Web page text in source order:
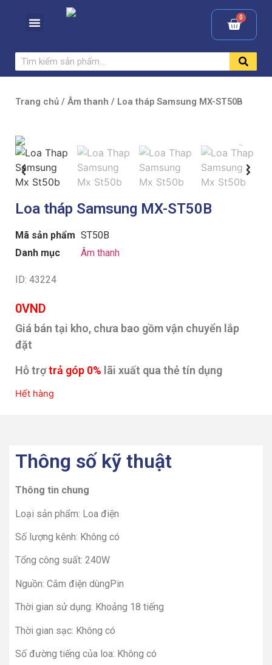
Trang chủ / Âm thanh / Loa tháp Samsung MX-ST50B
Loa tháp Samsung MX-ST50B
Mã sản phẩm ST50B
Danh mục
Âm thanh
ID: 43224
0VND
Giá bán tại kho, chưa bao gồm vận chuyển lắp
đặt
Hỗ trợtrả góp 0% lãi xuất qua thẻ tín dụng
Hết hàng
Thông số kỹ thuật
Thông tin chung
Loại sản phẩm: Loa điện
Số lượng kênh: Không có
Tổng công suất: 240W
Nguồn: Cắm điện dùngPin
Thời gian sử dụng: Khoảng 18 tiếng
Thời gian sạc: Không có
Số đường tiếng của loa: Không có